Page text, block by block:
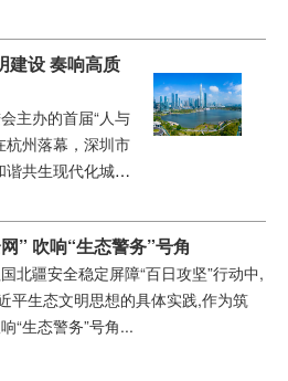
建设 奏响高质
主办的首届“人与
杭州落幕，深圳市
谐共生现代化城市
” 吹响“生态警务”号角
北疆安全稳定屏障“百日攻坚”行动中,
平生态文明思想的具体实践,作为筑
“生态警务”号角...